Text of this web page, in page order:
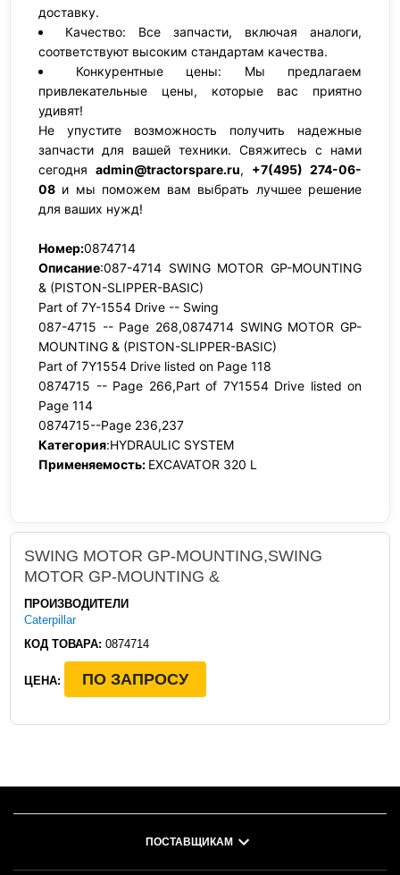
доставку.
Качество: Все запчасти, включая аналоги,
соответствуют высоким стандартам качества.
Конкурентные цены: Мы предлагаем
привлекательные цены, которые вас приятно
удивят!
Не упустите возможность получить надежные
запчасти для вашей техники. Свяжитесь с нами
сегодня admin@tractorspare.ru, +7(495) 274-06-
08 и мы поможем вам выбрать лучшее решение
для ваших нужд!
Номер:0874714
Описание:087-4714 SWING MOTOR GP-MOUNTING
& (PISTON-SLIPPER-BASIC)
Part of 7Y-1554 Drive -- Swing
087-4715 -- Page 268,0874714 SWING MOTOR GP-
MOUNTING & (PISTON-SLIPPER-BASIC)
Part of 7Y1554 Drive listed on Page 118
0874715 -- Page 266,Part of 7Y1554 Drive listed on
Page 114
0874715--Page 236,237
Категория:HYDRAULIC SYSTEM
Применяемость: EXCAVATOR 320 L
SWING MOTOR GP-MOUNTING,SWING
MOTOR GP-MOUNTING &
ПРОИЗВОДИТЕЛИ
Caterpillar
КОД ТОВАРА: 0874714
ЦЕНА: ПО ЗАПРОСУ
ПОСТАВЩИКАМ